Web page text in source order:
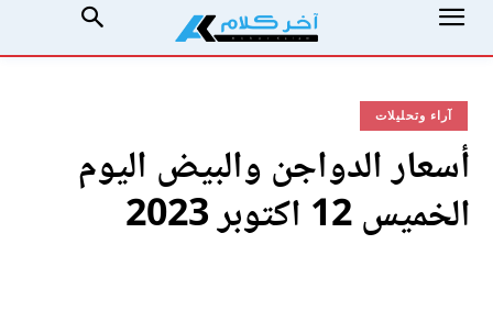
آراء وتحليلات
أسعار الدواجن والبيض اليوم
الخميس 12 اكتوبر 2023